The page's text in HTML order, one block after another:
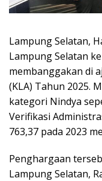
Lampung Selatan,
Lampung Selatan
membanggakan di
(KLA) Tahun 2025.
kategori Nindya
Verifikasi
763,37 pada 2023
Penghargaan
Lampung Selatan,